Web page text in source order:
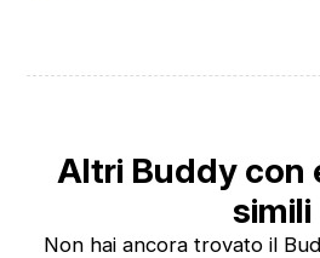
Altri Buddy con
simili
Non hai ancora trovato il